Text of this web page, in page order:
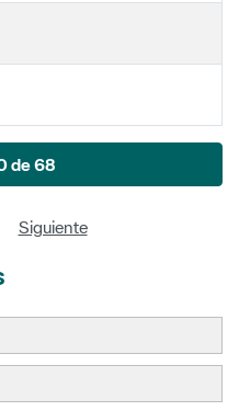
de 68
Siguiente